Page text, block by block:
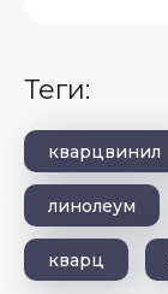
теги:
кварцвинил
линолеум
кварц